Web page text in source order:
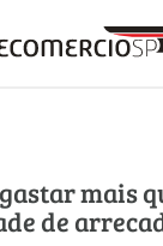
mais
de